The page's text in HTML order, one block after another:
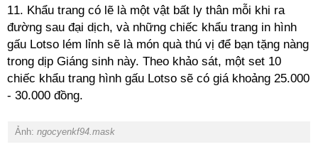
11. Khẩu trang có lẽ là một vật bất ly thân mỗi khi ra
đường sau đại dịch, và những chiếc khẩu trang in hình
gấu Lotso lém lỉnh sẽ là món quà thú vị để bạn tặng nàng
trong dịp Giáng sinh này. Theo khảo sát, một set 10
chiếc khẩu trang hình gấu Lotso sẽ có giá khoảng 25.000
- 30.000 đồng.
Ảnh: ngocyenkf94.mask